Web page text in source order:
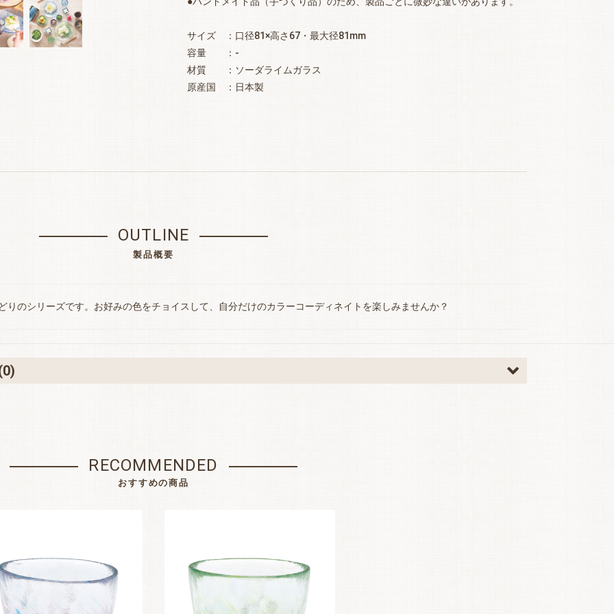
お買い物を続ける カートへ進む
サイズ ：口径81×高さ67・最大径81mm
容量 ：-
材質 ：ソーダライムガラス
原産国 ：日本製
OUTLINE
製品概要
りのシリーズです。お好みの色をチョイスして、自分だけのカラーコーディネイトを楽しみませんか？
RECOMMENDED
おすすめの商品